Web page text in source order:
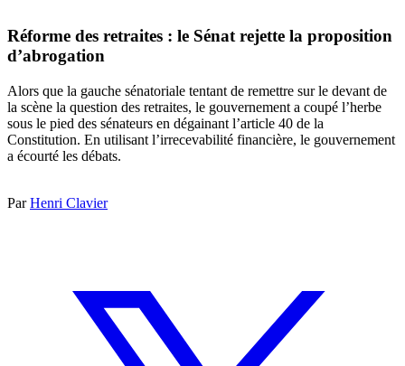
Réforme des retraites : le Sénat rejette la proposition
d’abrogation
Alors que la gauche sénatoriale tentant de remettre sur le devant de
la scène la question des retraites, le gouvernement a coupé l’herbe
sous le pied des sénateurs en dégainant l’article 40 de la
Constitution. En utilisant l’irrecevabilité financière, le gouvernement
a écourté les débats.
ParHenri Clavier